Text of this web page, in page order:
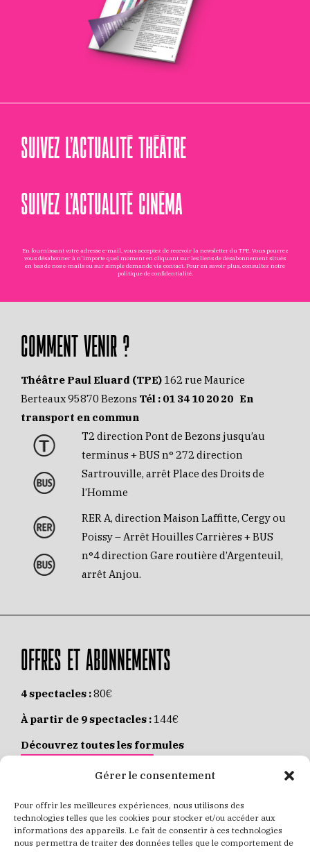
Gérer le consentement
Pour offrir les meilleures expériences, nous utilisons des
technologies telles que les cookies pour stocker et/ou accéder aux
informations des appareils. Le fait de consentir à ces technologies
nous permettra de traiter des données telles que le comportement de
SUIVEZ L’ACTUALITÉ THÉÂTRE
SUIVEZ L’ACTUALITÉ CINÉMA
En fournissant votre adresse e-mail, vous acceptez de recevoir la newsletter du TPE. Vous pourrez
vous désabonner à n'importe quel moment en cliquant sur les liens de désabonnement situés
en bas de nos e-mails ou sur simple demande via contact . Pour en savoir plus, consultez notre
politique de confidentialité.
COMMENT VENIR ?
Théâtre Paul Eluard (TPE) 162 rue Maurice
Berteaux 95870 Bezons Tél : 01 34 10 20 20 En
transport en commun
T2 direction Pont de Bezons jusqu’au
terminus + BUS n° 272 direction
Sartrouville, arrêt Place des Droits de
l’Homme
RER A, direction Maison Laffitte, Cergy ou
Poissy – Arrêt Houilles Carrières + BUS
n°4 direction Gare routière d’Argenteuil,
arrêt Anjou.
OFFRES ET ABONNEMENTS
4 spectacles :80€
À partir de 9 spectacles : 144€
Découvrez toutes les formules
JE M’ABONNE EN LIGNE
Places individuelles :de 8 à 35€
Achetez vos places
JE RÉSERVE MES PLACES